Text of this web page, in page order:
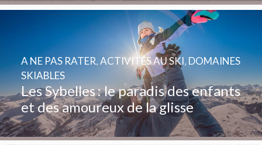
Les Sybelles : le paradis des enfants
et des amoureux de la glisse
A NE PAS RATER,ACTIVITÉS AU SKI, DOMAINES
SKIABLES